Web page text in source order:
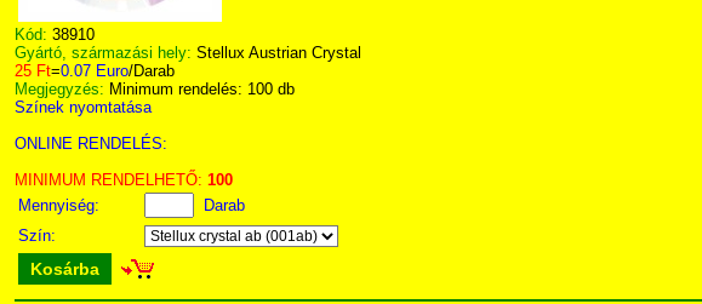
Kód: 38910
Gyártó, származási hely: Stellux Austrian Crystal
25 Ft=0.07 Euro/Darab
Megjegyzés: Minimum rendelés: 100 db
Színek nyomtatása
ONLINE RENDELÉS:
MINIMUM RENDELHETŐ: 100
Mennyiség:
Darab
Szín:
Kosárba